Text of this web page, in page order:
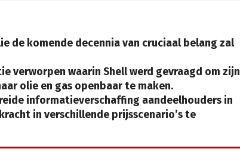
de komende decennia van cruciaal belang zal
verworpen waarin Shell werd gevraagd om zijn
olie en gas openbaar te maken.
informatieverschaffing aandeelhouders in
in verschillende prijsscenario’s te